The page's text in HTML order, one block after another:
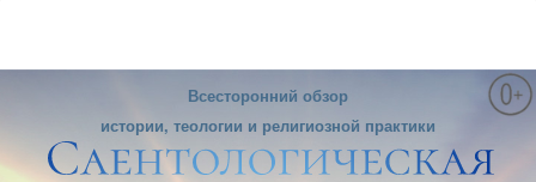
Всесторонний обзор
истории, теологии и религиозной практики